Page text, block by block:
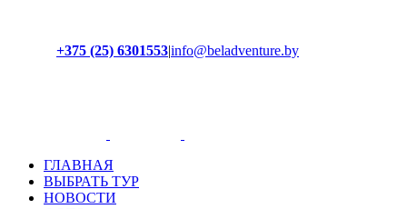
+375 (25) 6301553|info@beladventure.by
ГЛАВНАЯ
ВЫБРАТЬ ТУР
НОВОСТИ